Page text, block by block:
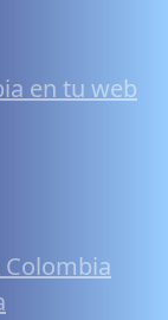
en tu web